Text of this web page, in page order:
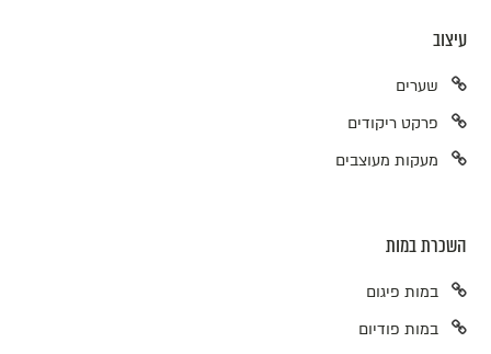
עיצוב
שערים
פרקט ריקודים
מעקות מעוצבים
השכרת במות
במות פיגום
במות פודיום